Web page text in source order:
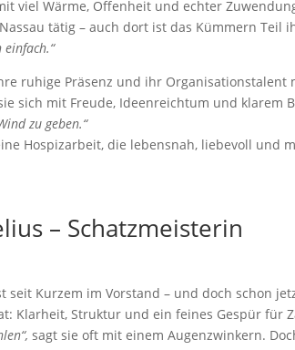
viel Wärme, Offenheit und echter
tätig – auch dort ist das Kümmern Teil
ruhige Präsenz und ihr
sich mit Freude, Ideenreichtum und klarem
zu geben.“
Hospizarbeit, die lebensnah, liebevoll und
– Schatzmeisterin
seit Kurzem im Vorstand – und doch schon
Klarheit, Struktur und ein feines Gespür für
sagt sie oft mit einem Augenzwinkern.